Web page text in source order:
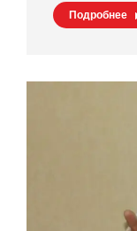
Подробнее